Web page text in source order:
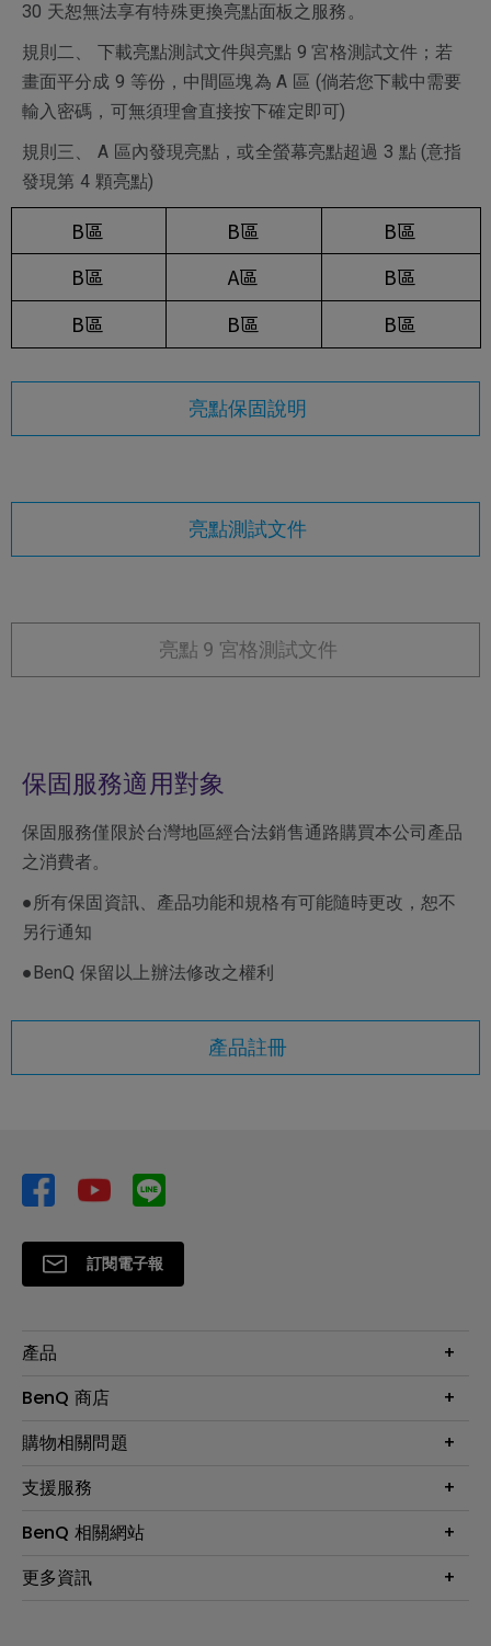
30 天恕無法享有特殊更換亮點面板之服務。
規則二、 下載亮點測試文件與亮點 9 宮格測試文件；若
畫面平分成 9 等份，中間區塊為 A 區 (倘若您下載中需要
輸入密碼，可無須理會直接按下確定即可)
規則三、 A 區內發現亮點，或全螢幕亮點超過 3 點 (意指
發現第 4 顆亮點)
B區 B區
B區
B區
A區
B區
B區
B區 B區
亮點保固說明
亮點測試文件
亮點 9 宮格測試文件
保固服務適用對象
保固服務僅限於台灣地區經合法銷售通路購買本公司產品
之消費者。
●所有保固資訊、產品功能和規格有可能隨時更改，恕不
另行通知
●BenQ 保留以上辦法修改之權利
產品註冊
訂閱電子報
產品
大型液晶
投影機
智慧照明
專業拍物視訊鏡頭
BenQ 商店
最新產品與活動
尋找銷售據點
會員綁定LINE教學
購物相關問題
第一次購物就上手
延長保固購買
贈品兌換網站首頁
支援服務
服務公告
保固條例
BenQ 相關網站
專業商用解決方案
更多資訊